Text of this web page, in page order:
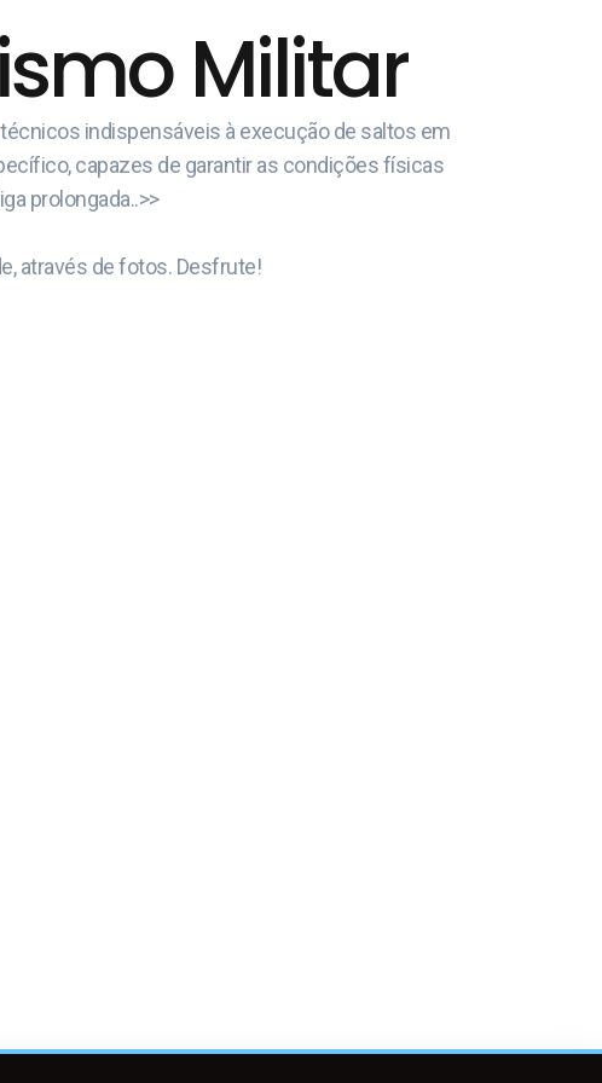
Militar
indispensáveis à execução de saltos em
capazes de garantir as condições físicas
prolongada..>>
através de fotos. Desfrute!